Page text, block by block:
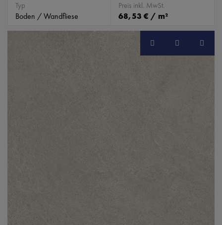
Typ
Boden / Wandfliese
Preis inkl. MwSt.
68,53 € / m²